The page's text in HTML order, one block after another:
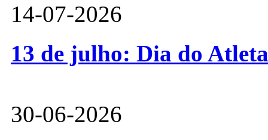
14-07-2026
13 de julho: Dia do
30-06-2026